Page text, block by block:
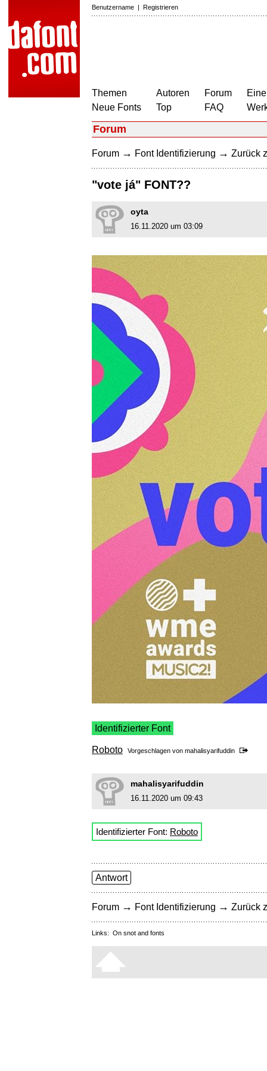
Benutzername | Registrieren
Themen
Neue Fonts
Autoren
Top
Forum
FAQ
Forum
Forum → Font Identifizierung → Zurück
"vote já" FONT??
oyta
16.11.2020 um 03:09
Identifizierter Font
Roboto Vorgeschlagen von mahalisyarifuddin
mahalisyarifuddin
16.11.2020 um 09:43
Identifizierter Font: Roboto
Antwort
Forum → Font Identifizierung → Zurück
Links: On snot and fonts